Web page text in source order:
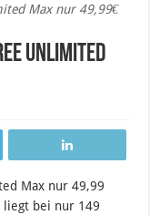
Max nur 49,99€
Unlimited
Max nur 49,99
liegt bei nur 149